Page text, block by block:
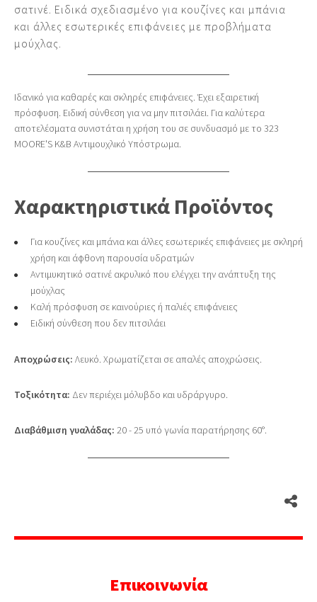
σατινέ. Ειδικά σχεδιασμένο για κουζίνες και μπάνια
και άλλες εσωτερικές επιφάνειες με προβλήματα
μούχλας.
Ιδανικό για καθαρές και σκληρές επιφάνειες. Έχει εξαιρετική
πρόσφυση. Ειδική σύνθεση για να μην πιτσιλάει. Για καλύτερα
αποτελέσματα συνιστάται η χρήση του σε συνδυασμό με το 323
MOORΕ'S Κ&Β Αντιμουχλικό Υπόστρωμα.
Χαρακτηριστικά Προϊόντος
Για κουζίνες και μπάνια και άλλες εσωτερικές επιφάνειες με σκληρή
χρήση και άφθονη παρουσία υδρατμών
Αντιμυκητικό σατινέ ακρυλικό που ελέγχει την ανάπτυξη της
μούχλας
Καλή πρόσφυση σε καινούριες ή παλιές επιφάνειες
Ειδική σύνθεση που δεν πιτσιλάει
Αποχρώσεις: Λευκό. Χρωματίζεται σε απαλές αποχρώσεις.
Τοξικότητα: Δεν περιέχει μόλυβδο και υδράργυρο.
Διαβάθμιση γυαλάδας: 20 - 25 υπό γωνία παρατήρησης 60°.
Επικοινωνία